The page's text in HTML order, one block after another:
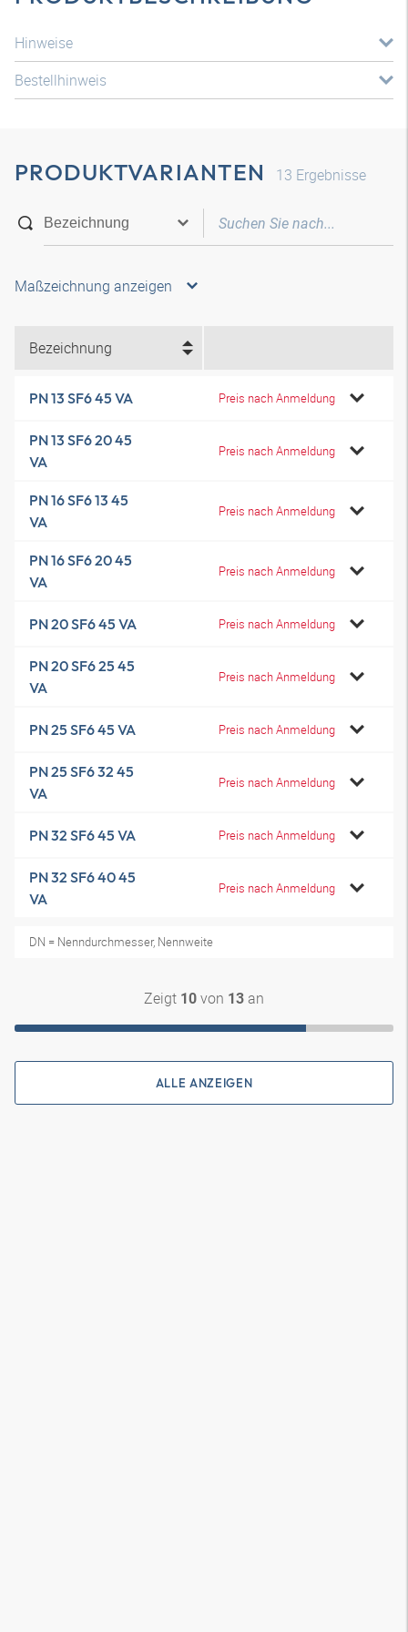
Hinweise
Bestellhinweis
PRODUKTVARIANTEN 13 Ergebnisse
Maßzeichnung anzeigen
Bezeichnung
PN 13 SF6 45 VA Preis nach Anmeldung
PN 13 SF6 20 45
VA
Preis nach Anmeldung
PN 16 SF6 13 45
VA
Preis nach Anmeldung
PN 16 SF6 20 45
VA
Preis nach Anmeldung
PN 20 SF6 45 VA Preis nach Anmeldung
PN 20 SF6 25 45
VA
Preis nach Anmeldung
PN 25 SF6 45 VA Preis nach Anmeldung
PN 25 SF6 32 45
VA
Preis nach Anmeldung
PN 32 SF6 45 VA Preis nach Anmeldung
PN 32 SF6 40 45
VA
Preis nach Anmeldung
DN = Nenndurchmesser, Nennweite
Zeigt 10 von 13 an
ALLE ANZEIGEN